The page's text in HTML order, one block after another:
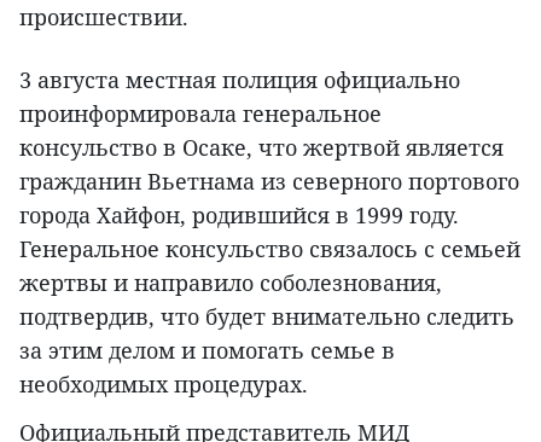
происшествии.
3 августа местная полиция официально
проинформировала генеральное
консульство в Осаке, что жертвой является
гражданин Вьетнама из северного портового
города Хайфон, родившийся в 1999 году.
Генеральное консульство связалось с семьей
жертвы и направило соболезнования,
подтвердив, что будет внимательно следить
за этим делом и помогать семье в
необходимых процедурах.
Официальный представитель МИД